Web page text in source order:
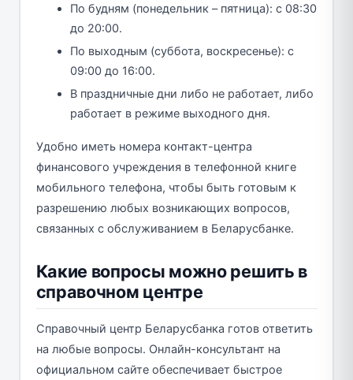
По будням (понедельник – пятница): с 08:30
до 20:00.
По выходным (суббота, воскресенье): с
09:00 до 16:00.
В праздничные дни либо не работает, либо
работает в режиме выходного дня.
Удобно иметь номера контакт-центра
финансового учреждения в телефонной книге
мобильного телефона, чтобы быть готовым к
разрешению любых возникающих вопросов,
связанных с обслуживанием в Беларусбанке.
Какие вопросы можно решить в
справочном центре
Справочный центр Беларусбанка готов ответить
на любые вопросы. Онлайн-консультант на
официальном сайте обеспечивает быстрое